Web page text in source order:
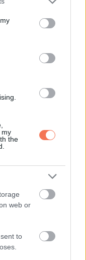
You may click to
third-party tags to
in below Google
my
the
web or
to
KÖVETKEZŐ POSZT